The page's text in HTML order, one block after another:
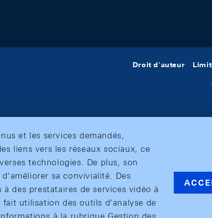
Droit d'auteur
et les services demandés,
liens vers les réseaux sociaux, ce
technologies. De plus, son
sa convivialité. Des
des prestataires de services vidéo à
utilisation des outils d'analyse de